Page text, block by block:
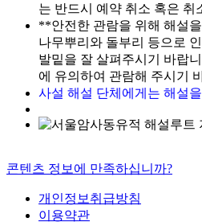
는 반드시 예약 취소 혹은 취
**안전한 관람을 위해 해설
나무뿌리와 돌부리 등으로
발밑을 잘 살펴주시기 바랍
에 유의하여 관람해 주시기
사설 해설 단체에게는 해설
콘텐츠 정보에 만족하십니까?
개인정보취급방침
이용약관